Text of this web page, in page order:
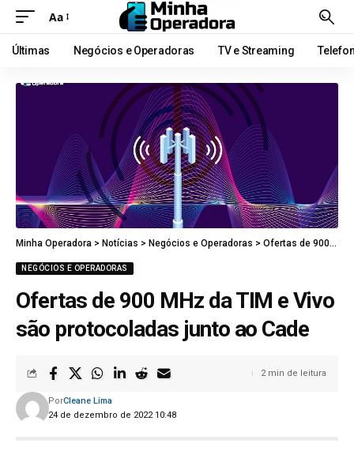
Aa
Últimas Negócios e Operadoras TV e Streaming
Minha Operadora > Notícias > Negócios e Operadoras > Ofertas de 900 MHz da TIM e Vivo são protocoladas junto ao Cade
NEGÓCIOS E OPERADORAS
Ofertas de 900 MHz da TIM e Vivo
são protocoladas junto ao Cade
24 de dezembro de 2022 10:48
PorCleane Lima
2 min de leitura